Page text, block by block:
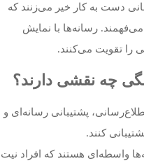
دست به کار خیر می‌زنند که
می‌فهمند. رسانه‌ها با نمایش
را تقویت می‌کنند.
چه نقشی دارند؟
پشتیبانی رسانه‌ای و
کنند.
واسطه‌ای هستند که افراد نیت